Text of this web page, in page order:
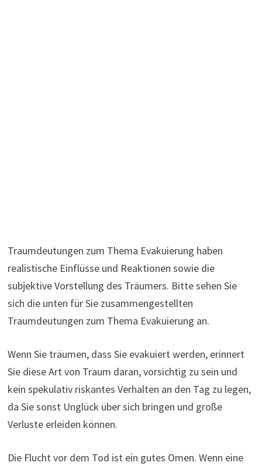
Traumdeutungen zum Thema Evakuierung haben
realistische Einflüsse und Reaktionen sowie die
subjektive Vorstellung des Träumers. Bitte sehen Sie
sich die unten für Sie zusammengestellten
Traumdeutungen zum Thema Evakuierung an.
Wenn Sie träumen, dass Sie evakuiert werden, erinnert
Sie diese Art von Traum daran, vorsichtig zu sein und
kein spekulativ riskantes Verhalten an den Tag zu legen,
da Sie sonst Unglück über sich bringen und große
Verluste erleiden können.
Die Flucht vor dem Tod ist ein gutes Omen. Wenn eine